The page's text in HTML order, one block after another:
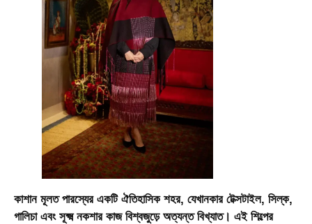
কাশান মূলত পারস্যের একটি ঐতিহাসিক শহর, যেখানকার টেক্সটাইল, সিল্ক,
গালিচা এবং সূক্ষ্ম নকশার কাজ বিশ্বজুড়ে অত্যন্ত বিখ্যাত। এই শিল্পের